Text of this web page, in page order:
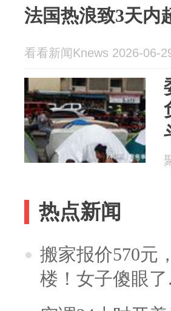
法国热浪致3天内
看看新闻Knews 2026-06-
热点新闻
搬家报价570元
楼！女子傻眼